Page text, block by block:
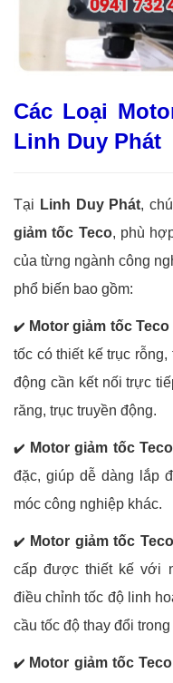
Các Loại
Linh Duy Phát
Tại Linh Duy Phát,
giảm tốc Teco, phù
của từng ngành công
phổ biến bao gồm:
✔️ Motor giảm tốc
tốc có thiết kế trục
động cần kết nối trực
răng, trục truyền động.
✔️ Motor giảm tốc
đặc, giúp dễ dàng lắp
móc công nghiệp khác.
✔️ Motor giảm tốc
cấp được thiết kế với
điều chỉnh tốc độ linh
cầu tốc độ thay đổi
✔️ Motor giảm tốc